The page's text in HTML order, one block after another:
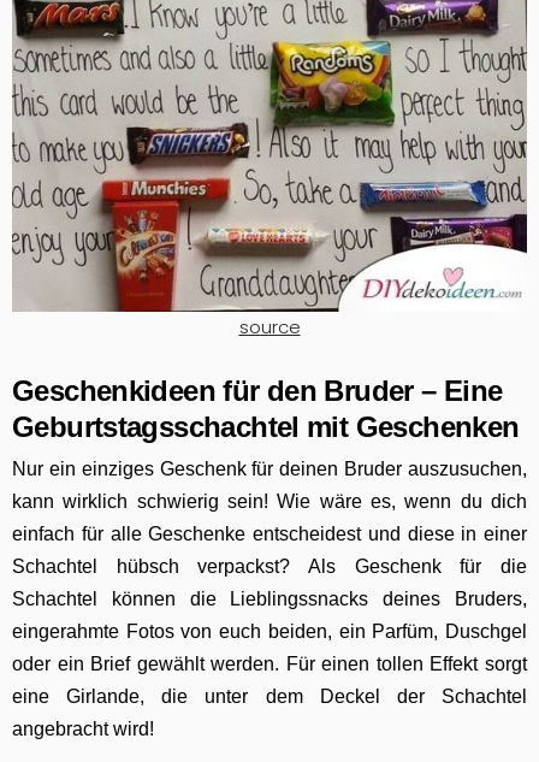
source
Geschenkideen für den Bruder – Eine
Geburtstagsschachtel mit Geschenken
Nur ein einziges Geschenk für deinen Bruder auszusuchen,
kann wirklich schwierig sein! Wie wäre es, wenn du dich
einfach für alle Geschenke entscheidest und diese in einer
Schachtel hübsch verpackst? Als Geschenk für die
Schachtel können die Lieblingssnacks deines Bruders,
eingerahmte Fotos von euch beiden, ein Parfüm, Duschgel
oder ein Brief gewählt werden. Für einen tollen Effekt sorgt
eine Girlande, die unter dem Deckel der Schachtel
angebracht wird!